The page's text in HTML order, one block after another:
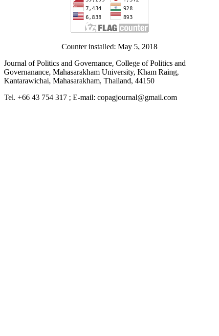
Counter installed: May 5, 2018
Journal of Politics and Governance, College of Politics and
Governanance, Mahasarakham University, Kham Raing,
Kantarawichai, Mahasarakham, Thailand, 44150
Tel. +66 43 754 317 ; E-mail: copagjournal@gmail.com